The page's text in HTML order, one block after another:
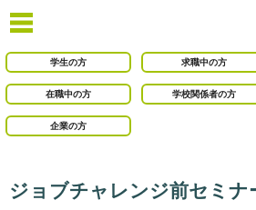
学生の方 求職中の方
在職中の方 学校関係者の方
企業の方
ジョブチャレンジ前セミナ